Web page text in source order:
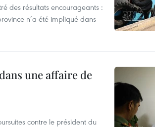
des résultats encourageants :
n’a été impliqué dans
une affaire de
contre le président du